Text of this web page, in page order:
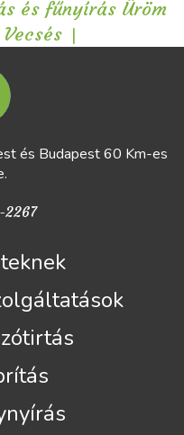
és fűnyírás Üröm
|
és Budapest 60 Km-es